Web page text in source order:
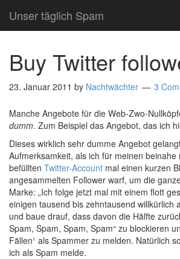
Unser täglich Spam
Buy Twitter
23. Januar 2011 by Nachtwächter 3
Manche Angebote für die Web-Zwo-
dumm. Zum Beispiel das Angebot, das ich
Dieses wirklich sehr dumme Angebot
Aufmerksamkeit, als ich für meinen beinahe
befüllten Twitter-Account mal einen kurzen
angesammelten Follower warf, um die
Marke: „Ich folge jetzt mal mit einem flott
einigen tausend bis zehntausend willkürlich
und baue drauf, dass davon die Hälfte
Spam, Spam, Spam, Spam“ zu blockieren
Fällen¹ als Spammer zu melden. Natürlich
ich als Spam melde.